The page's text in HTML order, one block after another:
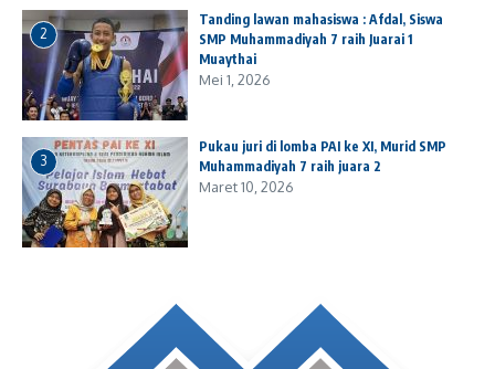
2
Tanding lawan mahasiswa : Afdal, Siswa
SMP Muhammadiyah 7 raih Juarai 1
Muaythai
Mei 1, 2026
3
Pukau juri di lomba PAI ke XI, Murid SMP
Muhammadiyah 7 raih juara 2
Maret 10, 2026